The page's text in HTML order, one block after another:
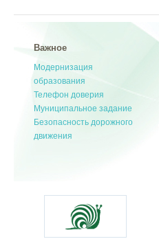
Важное
Модернизация
образования
Телефон доверия
Муниципальное задание
Безопасность дорожного
движения